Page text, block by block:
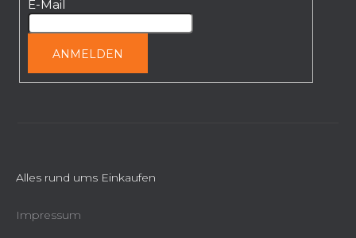
E-Mail
ANMELDEN
Alles rund ums Einkaufen
Impressum